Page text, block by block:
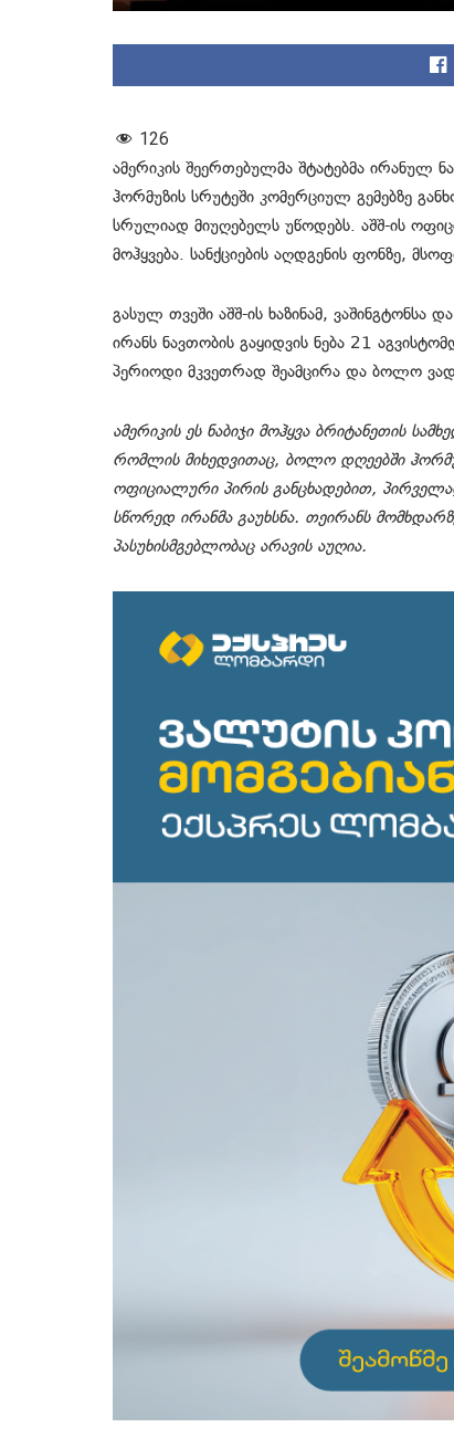
126
ამერიკის შეერთებულმა შტატებმა ირანულ
ჰორმუზის სრუტეში კომერციულ გემებზე
სრულიად მიუღებელს უწოდებს. აშშ-ის
მოჰყვება. სანქციების აღდგენის ფონზე,
გასულ თვეში აშშ-ის ხაზინამ, ვაშინგტონსა
ირანს ნავთობის გაყიდვის ნება 21
პერიოდი მკვეთრად შეამცირა და ბოლო
ამერიკის ეს ნაბიჯი მოჰყვა ბრიტანეთის
რომლის მიხედვითაც, ბოლო დღეებში
ოფიციალური პირის განცხადებით,
სწორედ ირანმა გაუხსნა. თეირანს
პასუხისმგებლობაც არავის აუღია.